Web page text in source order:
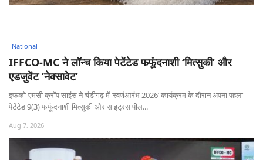
IFFCO-MC ने लॉन्च किया पेटेंटेड फफूंदनाशी ‘मित्सुकी’ और
एडजुवेंट ‘नेक्सावेट’
इफको-एमसी क्रॉप साइंस ने चंडीगढ़ में ‘स्वर्णआरंभ 2026’ कार्यक्रम के दौरान अपना पहला
पेटेंटेड 9(3) फफूंदनाशी मित्सुकी और साइट्रस पील...
Aug 7, 2026
National